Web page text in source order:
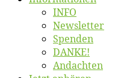
INFO
News­let­ter
Spen­den
DANKE!
An­dach­ten